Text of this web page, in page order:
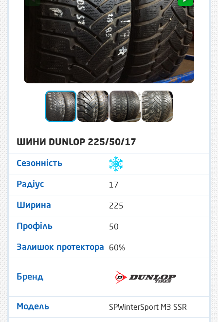
ШИНИ DUNLOP 225/50/17
Сезонність
Радіус 17
Ширина 225
Профіль 50
Залишок протектора 60%
Бренд
Модель SPWinterSport M3 SSR